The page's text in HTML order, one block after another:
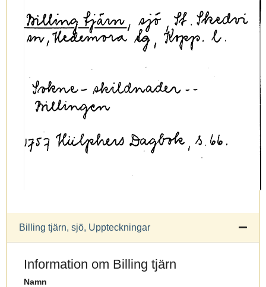
Billing tjärn, sjö, Uppteckningar
Information om Billing tjärn
Namn